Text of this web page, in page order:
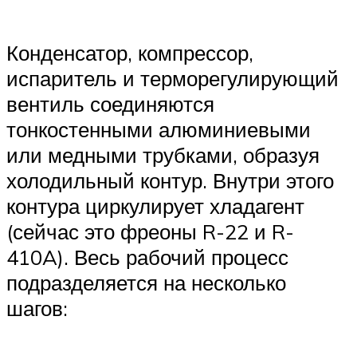
Конденсатор, компрессор,
испаритель и терморегулирующий
вентиль соединяются
тонкостенными алюминиевыми
или медными трубками, образуя
холодильный контур. Внутри этого
контура циркулирует хладагент
(сейчас это фреоны R-22 и R-
410A). Весь рабочий процесс
подразделяется на несколько
шагов: